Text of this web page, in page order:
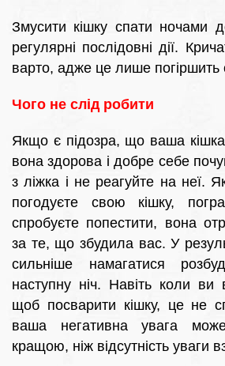
Змусити кішку спати ночами
регулярні послідовні дії.
варто, адже це лише погіршить
Чого не слід робити
Якщо є підозра, що ваша
вона здорова і добре себе
з ліжка і не реагуйте на неї.
погодуєте свою кішку,
спробуєте попестити, вона
за те, що збудила вас. У
сильніше намагатися
наступну ніч. Навіть коли ви
щоб посварити кішку, це не
ваша негативна увага
кращою, ніж відсутність уваги